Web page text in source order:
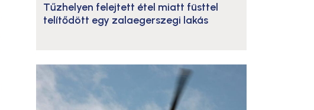
Tűzhelyen felejtett étel miatt füsttel
telítődött egy zalaegerszegi lakás